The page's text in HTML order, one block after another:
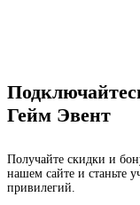
Гейм Эвент
Получайте скидки и
нашем сайте и станьте
привилегий.